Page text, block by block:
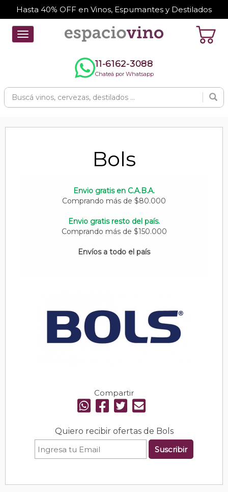
Hasta 40% OFF en Vinos, Espumantes y Destilados
Toggle
navigation
11-6162-3088
Chateá por Whatsapp
Bols
Envio gratis en C.A.B.A.
Comprando más de $80.000
Envio gratis resto del país.
Comprando más de $150.000
Envíos a todo el país
Compartir
Quiero recibir ofertas de Bols
Suscribir